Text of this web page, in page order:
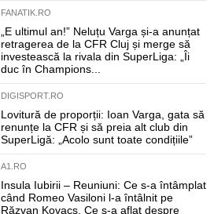
FANATIK.RO
„E ultimul an!” Neluțu Varga și-a anunțat
retragerea de la CFR Cluj și merge să
investească la rivala din SuperLiga: „Îi
duc în Champions...
DIGISPORT.RO
Lovitură de proporții: Ioan Varga, gata să
renunțe la CFR și să preia alt club din
SuperLigă: „Acolo sunt toate condițiile”
A1.RO
Insula Iubirii – Reuniuni: Ce s-a întâmplat
când Romeo Vasiloni l-a întâlnit pe
Răzvan Kovacs. Ce s-a aflat despre